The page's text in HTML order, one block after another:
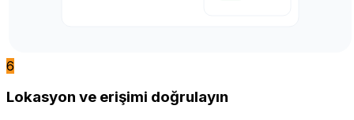
6
Lokasyon ve erişimi doğrulayın